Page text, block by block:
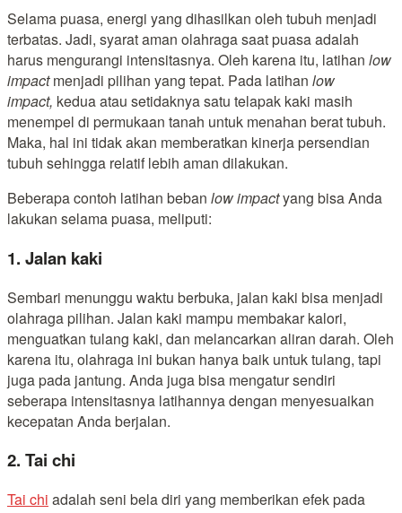
Selama puasa, energi yang dihasilkan oleh tubuh menjadi
terbatas. Jadi, syarat aman olahraga saat puasa adalah
harus mengurangi intensitasnya. Oleh karena itu, latihan low
impactmenjadi pilihan yang tepat. Pada latihan low
impact, kedua atau setidaknya satu telapak kaki masih
menempel di permukaan tanah untuk menahan berat tubuh.
Maka, hal ini tidak akan memberatkan kinerja persendian
tubuh sehingga relatif lebih aman dilakukan.
Beberapa contoh latihan beban low impactyang bisa Anda
lakukan selama puasa, meliputi:
1. Jalan kaki
Sembari menunggu waktu berbuka, jalan kaki bisa menjadi
olahraga pilihan. Jalan kaki mampu membakar kalori,
menguatkan tulang kaki, dan melancarkan aliran darah. Oleh
karena itu, olahraga ini bukan hanya baik untuk tulang, tapi
juga pada jantung. Anda juga bisa mengatur sendiri
seberapa intensitasnya latihannya dengan menyesuaikan
kecepatan Anda berjalan.
2. Tai chi
Tai chi adalah seni bela diri yang memberikan efek pada